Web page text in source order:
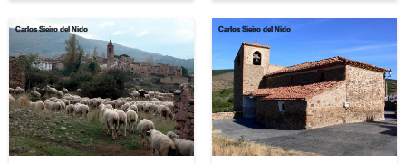
Carlos Sieiro del Nido Carlos Sieiro del Nido